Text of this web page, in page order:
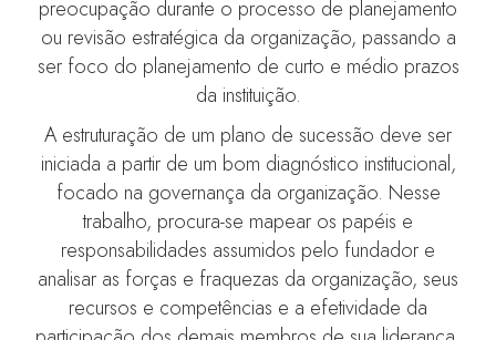
preocupação durante o processo de planejamento
ou revisão estratégica da organização, passando a
ser foco do planejamento de curto e médio prazos
da instituição.
A estruturação de um plano de sucessão deve ser
iniciada a partir de um bom diagnóstico institucional,
focado na governança da organização. Nesse
trabalho, procura-se mapear os papéis e
responsabilidades assumidos pelo fundador e
analisar as forças e fraquezas da organização, seus
recursos e competências e a efetividade da